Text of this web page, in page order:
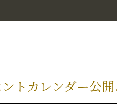
ントカレンダー公